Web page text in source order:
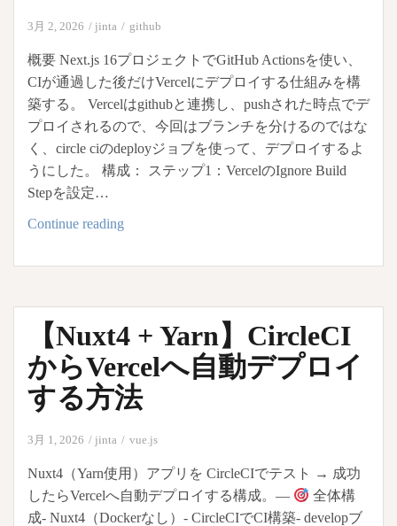
3月 2, 2026 jinta github
概要 Next.js 16プロジェクトでGitHub Actionsを使い、
CIが通過した後だけVercelにデプロイする仕組みを構
築する。 Vercelはgithubと連携し、pushされた時点でデ
プロイされるので、今回はブランチを分けるのではな
く、circle ciのdeployジョブを使って、デプロイするよ
うにした。 構成： ステップ1：VercelのIgnore Build
Stepを設定…
Continue reading
で
後
に
Vercel
自
動
プ
ロ
イ
【Nuxt4 + Yarn】CircleCI
からVercelへ自動デプロイ
する方法
3月 1, 2026 jinta vue.js
Nuxt4（Yarn使用）アプリを CircleCIでテスト → 成功
したらVercelへ自動デプロイする構成。—
全体構
成- Nuxt4（Dockerなし）- CircleCIでCI構築- developブ